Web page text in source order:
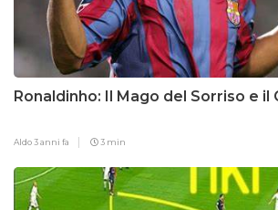
Ronaldinho: Il Mago del Sorriso e il
Aldo3 anni fa 3 min